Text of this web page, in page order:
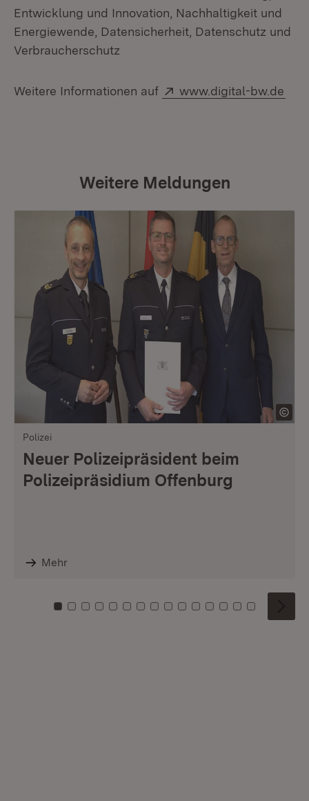
Entwicklung und Innovation, Nachhaltigkeit und
Energiewende, Datensicherheit, Datenschutz und
Verbraucherschutz
Weitere Informationen auf Extern:
www.digital-bw.de
Weitere Meldungen
Polizei
Neuer Polizeipräsident beim
Polizeipräsidium Offenburg
Mehr
Zu Kachel: 0
Zu Kachel: 1
Zu Kachel: 2
Zu Kachel: 3
Zu Kachel: 4
Zu Kachel: 5
Zu Kachel: 6
Zu Kachel: 7
Zu Kachel: 8
Zu Kachel: 9
Zu Kachel: 10
Zu Kachel: 11
Zu Kachel: 12
Zu Kachel:
Zu